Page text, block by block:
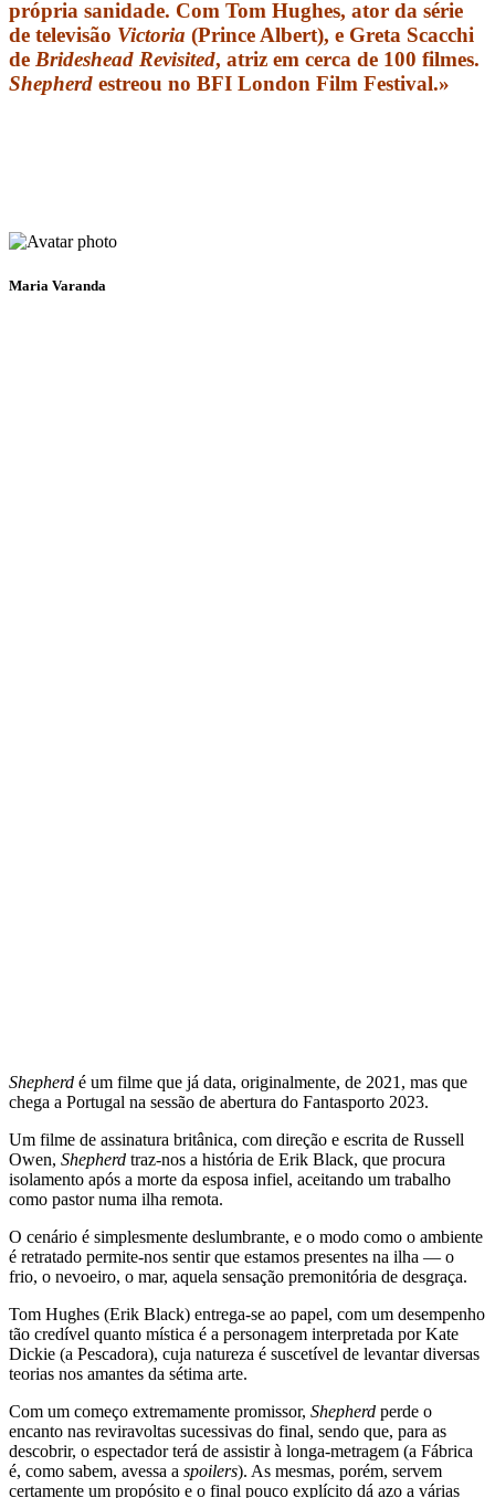
própria sanidade. Com Tom Hughes, ator da série
de televisão Victoria (Prince Albert), e Greta Scacchi
de Brideshead Revisited, atriz em cerca de 100 filmes.
Shepherd estreou no BFI London Film Festival.»
Maria Varanda
Shepherd é um filme que já data, originalmente, de 2021, mas que
chega a Portugal na sessão de abertura do Fantasporto 2023.
Um filme de assinatura britânica, com direção e escrita de Russell
Owen, Shepherd traz-nos a história de Erik Black, que procura
isolamento após a morte da esposa infiel, aceitando um trabalho
como pastor numa ilha remota.
O cenário é simplesmente deslumbrante, e o modo como o ambiente
é retratado permite-nos sentir que estamos presentes na ilha — o
frio, o nevoeiro, o mar, aquela sensação premonitória de desgraça.
Tom Hughes (Erik Black) entrega-se ao papel, com um desempenho
tão credível quanto mística é a personagem interpretada por Kate
Dickie (a Pescadora), cuja natureza é suscetível de levantar diversas
teorias nos amantes da sétima arte.
Com um começo extremamente promissor, Shepherd perde o
encanto nas reviravoltas sucessivas do final, sendo que, para as
descobrir, o espectador terá de assistir à longa-metragem (a Fábrica
é, como sabem, avessa a spoilers). As mesmas, porém, servem
certamente um propósito e o final pouco explícito dá azo a várias